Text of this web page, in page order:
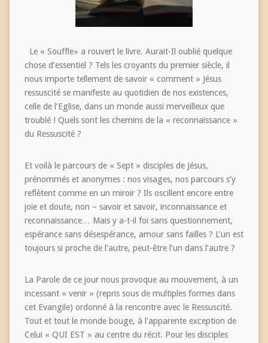
Le « Souffle» a rouvert le livre. Aurait-Il oublié quelque
chose d’essentiel ? Tels les croyants du premier siècle, il
nous importe tellement de savoir « comment » Jésus
ressuscité se manifeste au quotidien de nos existences,
celle de l’Eglise, dans un monde aussi merveilleux que
troublé ! Quels sont les chemins de la « reconnaissance »
du Ressuscité ?
Et voilà le parcours de « Sept » disciples de Jésus,
prénommés et anonymes : nos visages, nos parcours s’y
reflètent comme en un miroir ? Ils oscillent encore entre
joie et doute, non – savoir et savoir, inconnaissance et
reconnaissance… Mais y a-t-il foi sans questionnement,
espérance sans désespérance, amour sans failles ? L’un est
toujours si proche de l’autre, peut-être l’un dans l’autre ?
La Parole de ce jour nous provoque au mouvement, à un
incessant « venir » (repris sous de multiples formes dans
cet Evangile) ordonné à la rencontre avec le Ressuscité.
Tout et tout le monde bouge, à l’apparente exception de
Celui « QUI EST » au centre du récit. Pour les disciples